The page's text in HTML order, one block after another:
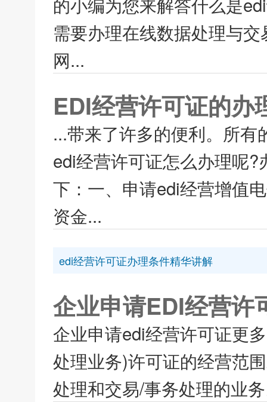
需要办理在线数据处理与
网...
EDI经营许可证的办
...带来了许多的便利。所
edi经营许可证怎么办理呢
下：一、申请edi经营增值
资金...
edi经营许可证办理条件精华讲解
企业申请EDI经营许
企业申请edi经营许可证更
处理业务)许可证的经营范
处理和交易/事务处理的业